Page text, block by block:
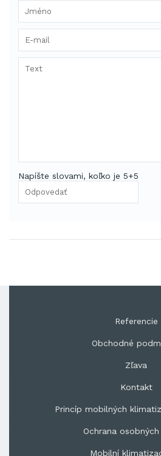
Napíšte slovami, koľko je 5+5
Referencie
Obchodné
Zľava
Kontakt
Princíp mobilných
Ochrana
Mobilní